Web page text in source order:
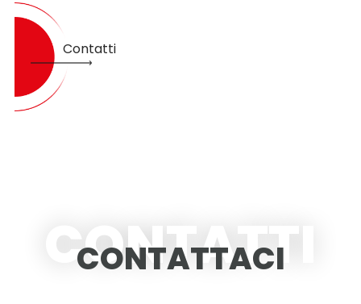
Contatti
CONTATTACI
CONTATTI